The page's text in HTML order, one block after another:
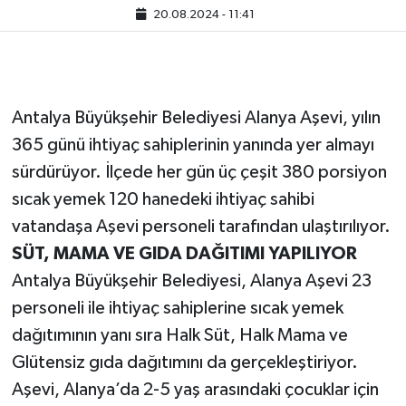
20.08.2024 - 11:41
Antalya Büyükşehir Belediyesi Alanya Aşevi, yılın
365 günü ihtiyaç sahiplerinin yanında yer almayı
sürdürüyor. İlçede her gün üç çeşit 380 porsiyon
sıcak yemek 120 hanedeki ihtiyaç sahibi
vatandaşa Aşevi personeli tarafından ulaştırılıyor.
SÜT, MAMA VE GIDA DAĞITIMI YAPILIYOR
Antalya Büyükşehir Belediyesi, Alanya Aşevi 23
personeli ile ihtiyaç sahiplerine sıcak yemek
dağıtımının yanı sıra Halk Süt, Halk Mama ve
Glütensiz gıda dağıtımını da gerçekleştiriyor.
Aşevi, Alanya’da 2-5 yaş arasındaki çocuklar için